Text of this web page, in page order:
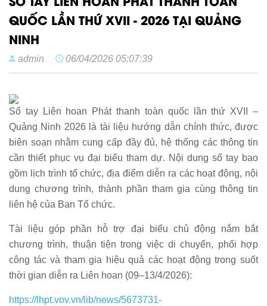
QUỐC LẦN THỨ XVII - 2026 TẠI QUẢNG
NINH
admin 06/04/2026 05:07:39
Sổ tay Liên hoan Phát thanh toàn quốc lần thứ XVII –
Quảng Ninh 2026 là tài liệu hướng dẫn chính thức, được
biên soạn nhằm cung cấp đầy đủ, hệ thống các thông tin
cần thiết phục vụ đại biểu tham dự. Nội dung sổ tay bao
gồm lịch trình tổ chức, địa điểm diễn ra các hoạt động, nội
dung chương trình, thành phần tham gia cùng thông tin
liên hệ của Ban Tổ chức.
Tài liệu góp phần hỗ trợ đại biểu chủ động nắm bắt
chương trình, thuận tiện trong việc di chuyển, phối hợp
công tác và tham gia hiệu quả các hoạt động trong suốt
thời gian diễn ra Liên hoan (09–13/4/2026):
https://lhpt.vov.vn/lib/news/5673731-